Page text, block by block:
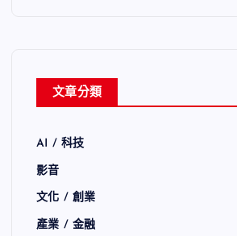
文章分類
AI / 科技
影音
文化 / 創業
產業 / 金融